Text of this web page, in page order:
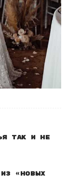
так и не
«Новых